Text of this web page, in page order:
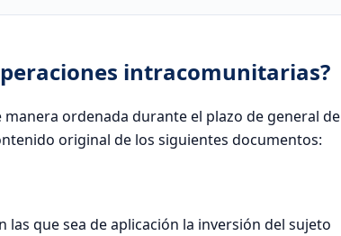
intracomunitarias?
ordenada durante el plazo de general de
original de los siguientes documentos:
que sea de aplicación la inversión del sujeto